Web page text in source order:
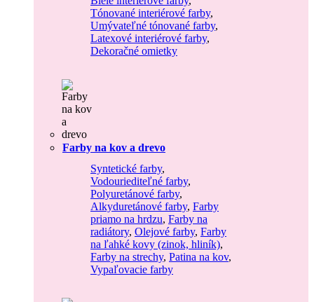
Tónované interiérové farby,
Umývateľné tónované farby,
Latexové interiérové farby,
Dekoračné omietky
Farby na kov a drevo
Syntetické farby,
Vodouriediteľné farby,
Polyuretánové farby,
Alkyduretánové farby, Farby
priamo na hrdzu, Farby na
radiátory, Olejové farby, Farby
na ľahké kovy (zinok, hliník),
Farby na strechy, Patina na kov,
Vypaľovacie farby